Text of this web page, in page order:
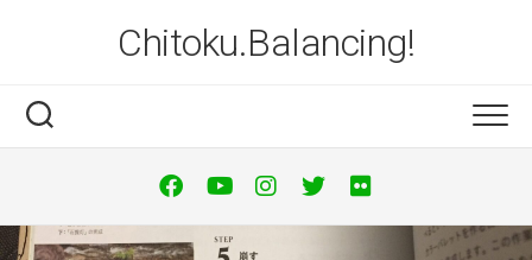
Chitoku.Balancing!